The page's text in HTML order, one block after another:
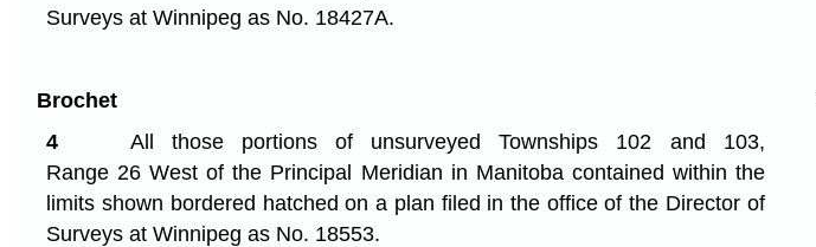
Surveys at Winnipeg as No. 18427A.
Brochet
4
All those portions of unsurveyed Townships 102 and 103,
Range 26 West of the Principal Meridian in Manitoba contained within the
limits shown bordered hatched on a plan filed in the office of the Director of
Surveys at Winnipeg as No. 18553.